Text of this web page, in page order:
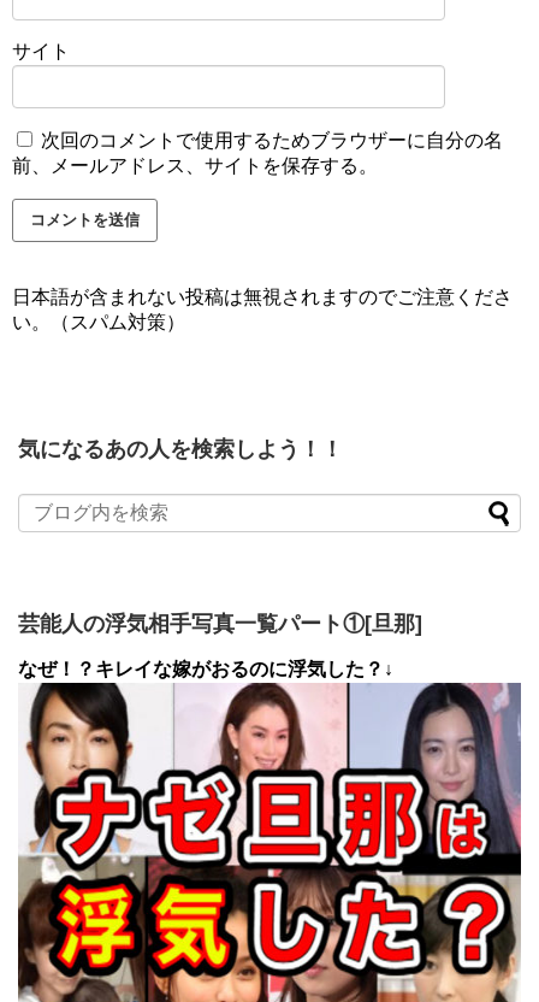
サイト
次回のコメントで使用するためブラウザーに自分の名
前、メールアドレス、サイトを保存する。
日本語が含まれない投稿は無視されますのでご注意くださ
い。（スパム対策）
気になるあの人を検索しよう！！
芸能人の浮気相手写真一覧パート①[旦那]
なぜ！？キレイな嫁がおるのに浮気した？↓